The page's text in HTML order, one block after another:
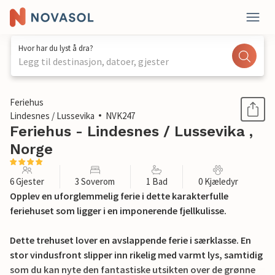
Hvor har du lyst å dra?
Legg til destinasjon, datoer, gjester
1 / 22
Feriehus
Lindesnes / Lussevika
NVK247
Feriehus - Lindesnes / Lussevika ,
Norge
6 Gjester 3 Soverom 1 Bad 0 Kjæledyr
Opplev en uforglemmelig ferie i dette karakterfulle
feriehuset som ligger i en imponerende fjellkulisse.
Dette trehuset lover en avslappende ferie i særklasse. En
stor vindusfront slipper inn rikelig med varmt lys, samtidig
som du kan nyte den fantastiske utsikten over de grønne